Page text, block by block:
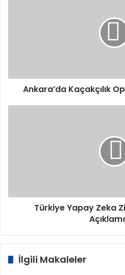
Ankara’da Kaçakçılık
Türkiye Yapay Zeka
İlgili Makaleler